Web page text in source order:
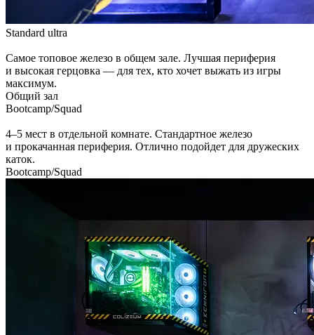
Standard ultra
Самое топовое железо в общем зале. Лучшая периферия
и высокая герцовка — для тех, кто хочет выжать из игры
максимум.
Общий зал
Bootcamp/Squad
4–5 мест в отдельной комнате. Стандартное железо
и прокачанная периферия. Отлично подойдет для дружеских
каток.
Bootcamp/Squad